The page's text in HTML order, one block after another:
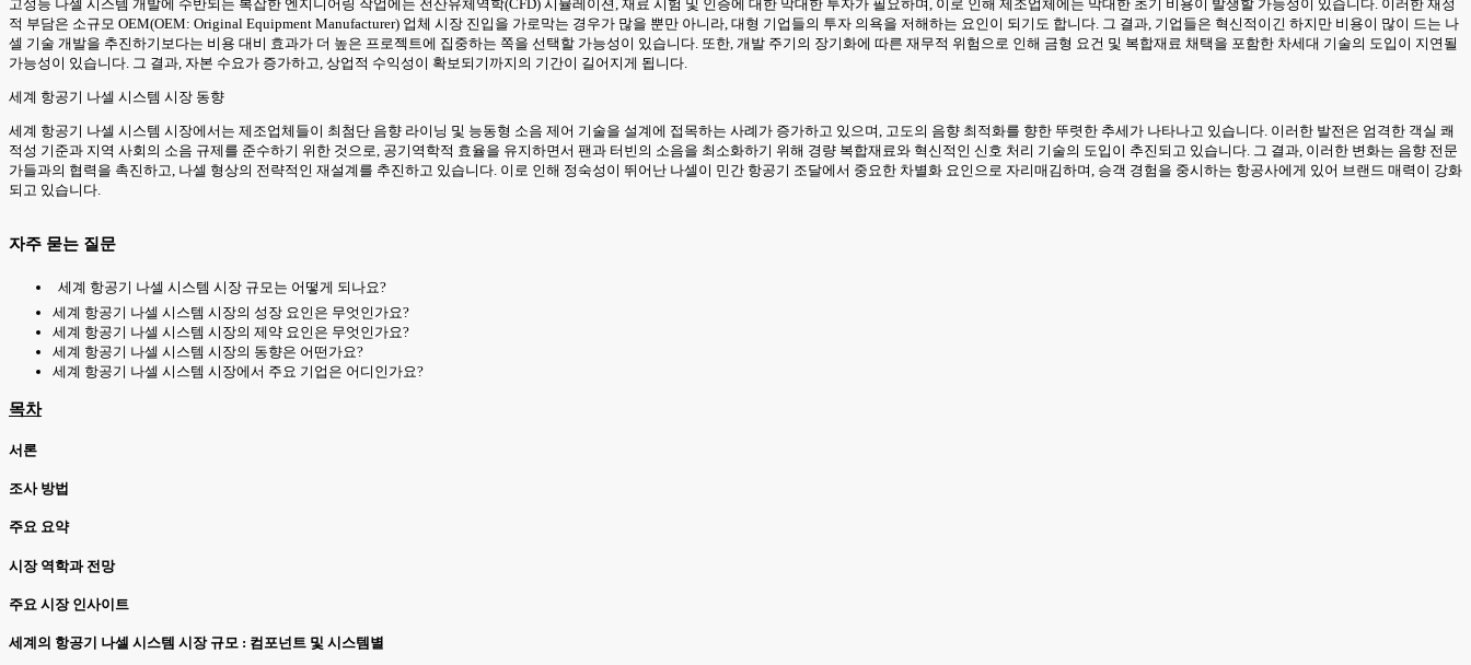
고성능 나셀 시스템 개발에 수반되는 복잡한 엔지니어링 작업에는 전산유체역학(CFD) 시뮬레이션, 재료 시험 및 인증에 대한 막대한 투자가 필요하며, 이로 인해 제조업체에는 막대한 초기 비용이 발생할 가능성이 있습니다. 이러한 재정
적 부담은 소규모 OEM(OEM: Original Equipment Manufacturer) 업체 시장 진입을 가로막는 경우가 많을 뿐만 아니라, 대형 기업들의 투자 의욕을 저해하는 요인이 되기도 합니다. 그 결과, 기업들은 혁신적이긴 하지만 비용이 많이 드는 나
셀 기술 개발을 추진하기보다는 비용 대비 효과가 더 높은 프로젝트에 집중하는 쪽을 선택할 가능성이 있습니다. 또한, 개발 주기의 장기화에 따른 재무적 위험으로 인해 금형 요건 및 복합재료 채택을 포함한 차세대 기술의 도입이 지연될
가능성이 있습니다. 그 결과, 자본 수요가 증가하고, 상업적 수익성이 확보되기까지의 기간이 길어지게 됩니다.
세계 항공기 나셀 시스템 시장 동향
세계 항공기 나셀 시스템 시장에서는 제조업체들이 최첨단 음향 라이닝 및 능동형 소음 제어 기술을 설계에 접목하는 사례가 증가하고 있으며, 고도의 음향 최적화를 향한 뚜렷한 추세가 나타나고 있습니다. 이러한 발전은 엄격한 객실 쾌
적성 기준과 지역 사회의 소음 규제를 준수하기 위한 것으로, 공기역학적 효율을 유지하면서 팬과 터빈의 소음을 최소화하기 위해 경량 복합재료와 혁신적인 신호 처리 기술의 도입이 추진되고 있습니다. 그 결과, 이러한 변화는 음향 전문
가들과의 협력을 촉진하고, 나셀 형상의 전략적인 재설계를 추진하고 있습니다. 이로 인해 정숙성이 뛰어난 나셀이 민간 항공기 조달에서 중요한 차별화 요인으로 자리매김하며, 승객 경험을 중시하는 항공사에게 있어 브랜드 매력이 강화
되고 있습니다.
자주 묻는 질문
세계 항공기 나셀 시스템 시장 규모는 어떻게 되나요?
세계 항공기 나셀 시스템 시장의 성장 요인은 무엇인가요?
세계 항공기 나셀 시스템 시장의 제약 요인은 무엇인가요?
세계 항공기 나셀 시스템 시장의 동향은 어떤가요?
세계 항공기 나셀 시스템 시장에서 주요 기업은 어디인가요?
목차
서론
조사 방법
주요 요약
시장 역학과 전망
주요 시장 인사이트
세계의 항공기 나셀 시스템 시장 규모 : 컴포넌트 및 시스템별